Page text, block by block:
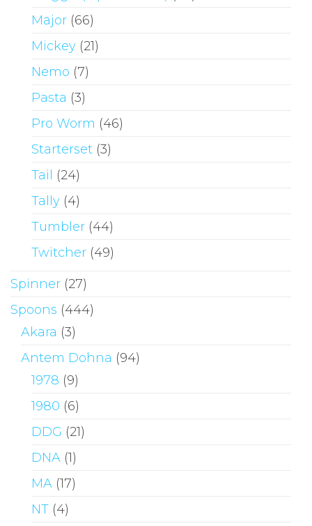
Major (66)
Mickey (21)
Nemo (7)
Pasta (3)
Pro Worm (46)
Starterset (3)
Tail
(24)
Tally (4)
Tumbler (44)
Twitcher (49)
Spinner (27)
Spoons (444)
Akara (3)
Antem Dohna (94)
1978 (9)
1980 (6)
DDG (21)
DNA (1)
MA (17)
NT (4)